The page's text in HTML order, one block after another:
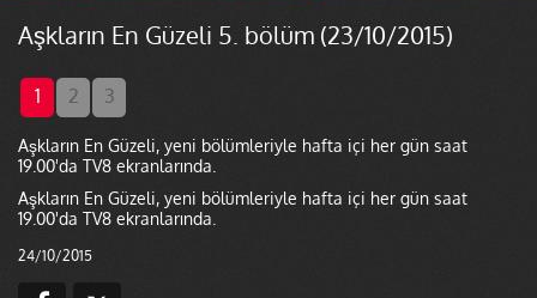
Aşkların En Güzeli 5. bölüm (23/10/2015)
1 2 3
Aşkların En Güzeli, yeni bölümleriyle hafta içi her gün saat
19.00'da TV8 ekranlarında.
Aşkların En Güzeli, yeni bölümleriyle hafta içi her gün saat
19.00'da TV8 ekranlarında.
24/10/2015